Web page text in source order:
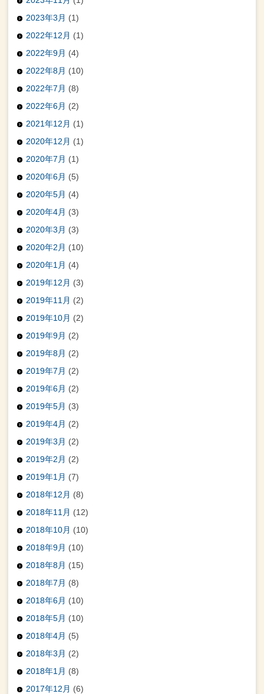
2023年3月 (1)
2022年12月 (1)
2022年9月 (4)
2022年8月 (10)
2022年7月 (8)
2022年6月 (2)
2021年12月 (1)
2020年12月 (1)
2020年7月 (1)
2020年6月 (5)
2020年5月 (4)
2020年4月 (3)
2020年3月 (3)
2020年2月 (10)
2020年1月 (4)
2019年12月 (3)
2019年11月 (2)
2019年10月 (2)
2019年9月 (2)
2019年8月 (2)
2019年7月 (2)
2019年6月 (2)
2019年5月 (3)
2019年4月 (2)
2019年3月 (2)
2019年2月 (2)
2019年1月 (7)
2018年12月 (8)
2018年11月 (12)
2018年10月 (10)
2018年9月 (10)
2018年8月 (15)
2018年7月 (8)
2018年6月 (10)
2018年5月 (10)
2018年4月 (5)
2018年3月 (2)
2018年1月 (8)
2017年12月 (6)